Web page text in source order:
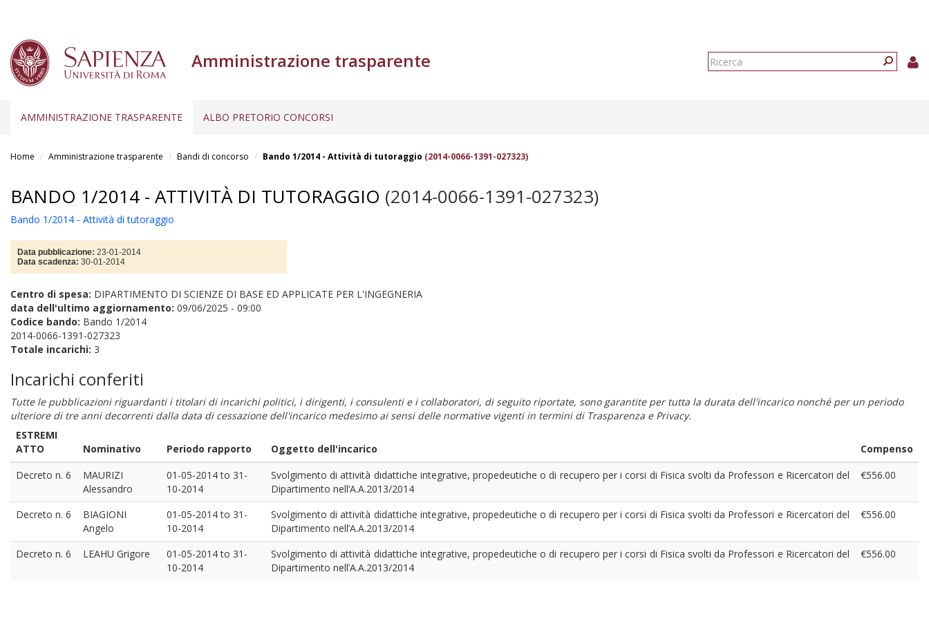
Amministrazione trasparente
Form
AMMINISTRAZIONE TRASPARENTE ALBO PRETORIO CONCORSI
Home Amministrazione trasparente Bandi di concorso Bando 1/2014 - Attività di tutoraggio (2014-0066-1391-027323)
BANDO 1/2014 - ATTIVITÀ DI TUTORAGGIO (2014-0066-1391-027323)
Bando 1/2014 - Attività di tutoraggio
Data pubblicazione: 23-01-2014
Data scadenza: 30-01-2014
Centro di spesa: DIPARTIMENTO DI SCIENZE DI BASE ED APPLICATE PER L'INGEGNERIA
data dell'ultimo aggiornamento: 09/06/2025 - 09:00
Codice bando: Bando 1/2014
2014-0066-1391-027323
Totale incarichi: 3
Incarichi conferiti
Tutte le pubblicazioni riguardanti i titolari di incarichi politici, i dirigenti, i consulenti e i collaboratori, di seguito riportate, sono garantite per tutta la durata dell'incarico nonché per un periodo
ulteriore di tre anni decorrenti dalla data di cessazione dell'incarico medesimo ai sensi delle normative vigenti in termini di Trasparenza e Privacy.
ESTREMI
ATTO
Nominativo Periodo rapporto Oggetto dell'incarico
Compenso
Decreto n. 6
MAURIZI
Alessandro
01-05-2014to 31-
10-2014
Svolgimento di attività didattiche integrative, propedeutiche o di recupero per i corsi di Fisica svolti da Professori e Ricercatori del
Dipartimento nell’A.A.2013/2014
€556.00
Decreto n. 6
BIAGIONI
Angelo
01-05-2014to 31-
10-2014
Svolgimento di attività didattiche integrative, propedeutiche o di recupero per i corsi di Fisica svolti da Professori e Ricercatori del
Dipartimento nell’A.A.2013/2014
€556.00
Decreto n. 6 LEAHU Grigore 01-05-2014to 31-
10-2014
Svolgimento di attività didattiche integrative, propedeutiche o di recupero per i corsi di Fisica svolti da Professori e Ricercatori del
Dipartimento nell’A.A.2013/2014
€556.00